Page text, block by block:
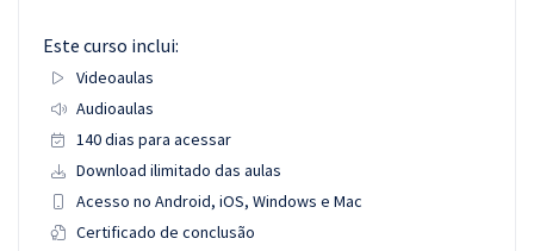
Este curso inclui:
Videoaulas
Audioaulas
140 dias para acessar
Download ilimitado das aulas
Acesso no Android, iOS, Windows e Mac
Certificado de conclusão